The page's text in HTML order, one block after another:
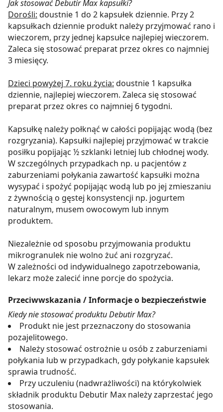
Jak stosować Debutir Max kapsułki?
Dorośli: doustnie 1 do 2 kapsułek dziennie. Przy 2
kapsułkach dziennie produkt należy przyjmować rano i
wieczorem, przy jednej kapsułce najlepiej wieczorem.
Zaleca się stosować preparat przez okres co najmniej
3 miesięcy.
Dzieci powyżej 7. roku życia: doustnie 1 kapsułka
dziennie, najlepiej wieczorem. Zaleca się stosować
preparat przez okres co najmniej 6 tygodni.
Kapsułkę należy połknąć w całości popijając wodą (bez
rozgryzania). Kapsułki najlepiej przyjmować w trakcie
posiłku popijając ½ szklanki letniej lub chłodnej wody.
W szczególnych przypadkach np. u pacjentów z
zaburzeniami połykania zawartość kapsułki można
wysypać i spożyć popijając wodą lub po jej zmieszaniu
z żywnością o gęstej konsystencji np. jogurtem
naturalnym, musem owocowym lub innym
produktem.
Niezależnie od sposobu przyjmowania produktu
mikrogranulek nie wolno żuć ani rozgryzać.
W zależności od indywidualnego zapotrzebowania,
lekarz może zalecić inne porcje do spożycia.
Przeciwwskazania / Informacje o bezpieczeństwie
Kiedy nie stosować produktu Debutir Max?
Produkt nie jest przeznaczony do stosowania
pozajelitowego.
Należy stosować ostrożnie u osób z zaburzeniami
połykania lub w przypadkach, gdy połykanie kapsułek
sprawia trudność.
Przy uczuleniu (nadwrażliwości) na którykolwiek
składnik produktu Debutir Max należy zaprzestać jego
stosowania.